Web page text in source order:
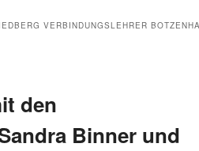
VERBINDUNGSLEHRER
den
Binner und